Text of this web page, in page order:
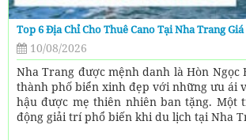
Top 6 Địa Chỉ Cho Thuê Cano Tại Nha Trang
10/08/2026
Nha Trang được mệnh danh là Hòn Ngọc
thành phố biển xinh đẹp với những ưu ái
hậu được mẹ thiên nhiên ban tặng. Một
động giải trí phổ biến khi du lịch tại Nha